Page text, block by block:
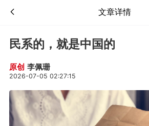
文章详情
民系的，就是中国的
原创 李佩珊
2026-07-05 02:27:15